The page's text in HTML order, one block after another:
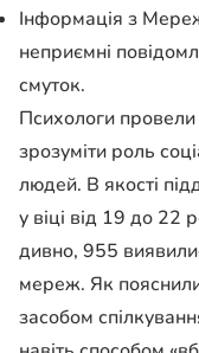
Інформація з
неприємні
смуток.
Психологи
зрозуміти роль
людей. В якості
у віці від 19 до 22
дивно, 955
мереж. Як
засобом